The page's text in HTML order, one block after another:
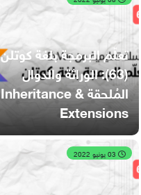
تعلّم البرمجة بلغة كوتلن
(63): الوراثة والدوال
المُلحقة Inheritance &
Extensions